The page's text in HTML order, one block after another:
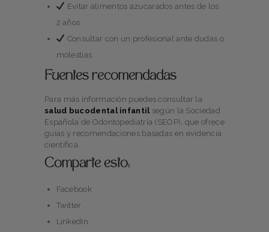
Evitar alimentos azucarados antes de los
2 años
Consultar con un profesional ante dudas o
molestias
Fuentes recomendadas
Para más información puedes consultar la
salud bucodental infantil según la Sociedad
Española de Odontopediatría (SEOP), que ofrece
guías y recomendaciones basadas en evidencia
científica.
Comparte esto:
Facebook
Twitter
LinkedIn